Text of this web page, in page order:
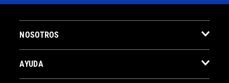
NOSOTROS
AYUDA